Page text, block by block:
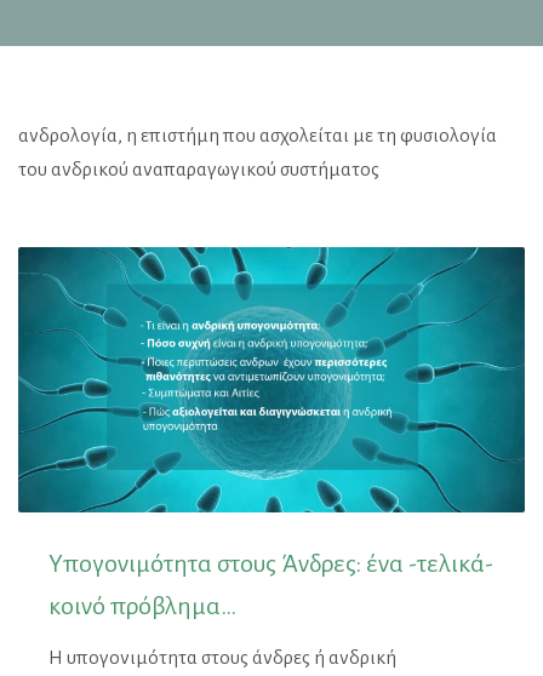
ανδρολογία, η επιστήμη που ασχολείται με τη φυσιολογία
του ανδρικού αναπαραγωγικού συστήματος
Υπογονιμότητα στους Άνδρες: ένα -τελικά-
κοινό πρόβλημα…
Η υπογονιμότητα στους άνδρες ή ανδρική